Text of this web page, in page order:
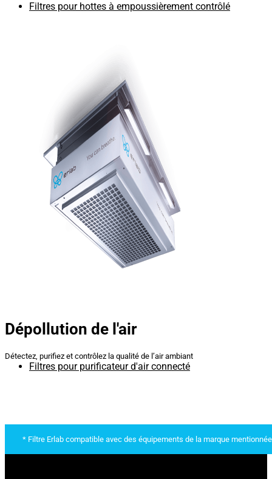
Filtres pour hottes à empoussièrement contrôlé
Dépollution de l'air
Détectez, purifiez et contrôlez la qualité de l’air ambiant
Filtres pour purificateur d'air connecté
* Filtre Erlab compatible avec des équipements de la marque